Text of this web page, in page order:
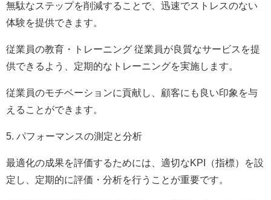
無駄なステップを削減することで、迅速でストレスのない
体験を提供できます。
従業員の教育・トレーニング 従業員が良質なサービスを提
供できるよう、定期的なトレーニングを実施します。
従業員のモチベーションに貢献し、顧客にも良い印象を与
えることができます。
5. パフォーマンスの測定と分析
最適化の成果を評価するためには、適切なKPI（指標）を設
定し、定期的に評価・分析を行うことが重要です。